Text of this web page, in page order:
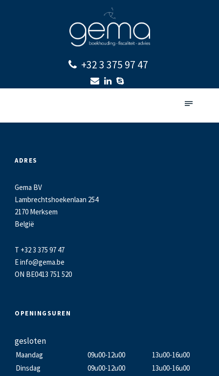
+32 3 375 97 47
ADRES
Gema BV
Lambrechtshoekenlaan 254
2170 Merksem
België
T +32 3 375 97 47
Einfo@gema.be
ON BE0413 751 520
OPENINGSUREN
gesloten
Maandag 09u00-12u00
13u00-16u00
Dinsdag
09u00-12u00
13u00-16u00